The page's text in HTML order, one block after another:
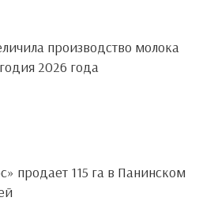
производство молока
2026 года
продает 115 га в Панинском